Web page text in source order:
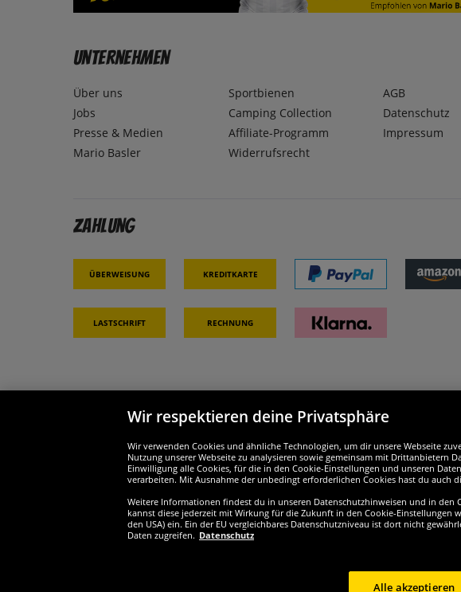
Unternehmen
Über uns
Jobs
Presse & Medien
Mario Basler
Sportbienen
Camping Collection
Affiliate-Programm
Widerrufsrecht
AGB
Datenschutz
Impressum
Zahlung
Überweisung Kreditkarte
Lastschrift Rechnung
Partner & Sicherheit
Widerruf
Wir sind
Wir respektieren deine Privatsphäre
Wir verwenden Cookies und ähnliche Technologien, um dir unsere Webseite
Nutzung unserer Webseite zu analysieren sowie gemeinsam mit Drittanbietern
Einwilligung alle Cookies, für die in den Cookie-Einstellungen und unseren
verarbeiten. Mit Ausnahme der unbedingt erforderlichen Cookies hast du auch
Weitere Informationen findest du in unseren Datenschutzhinweisen und in
kannst diese jederzeit mit Wirkung für die Zukunft in den Cookie-Einstellungen
den USA) ein. Ein der EU vergleichbares Datenschutzniveau ist dort nicht
Daten zugreifen. Datenschutz
Alle akzeptieren